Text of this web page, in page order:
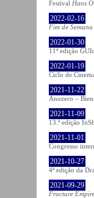
Festival Hans
2022-02-16
Fim de
2022-01-30
11ª edição
2022-01-19
Ciclo de
2021-11-22
Anozero –
2021-11-09
13.ª edição
2021-11-01
Congresso
2021-10-27
4ª edição da
2021-09-29
Fracture